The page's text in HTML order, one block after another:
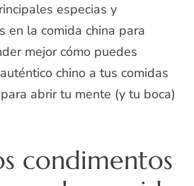
especias y
en la comida china para
mejor cómo puedes
chino a tus comidas
abrir tu mente (y tu boca)
condimentos